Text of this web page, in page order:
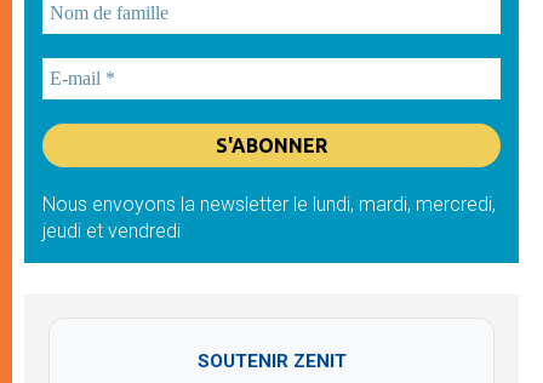
Nous envoyons la newsletter le lundi, mardi, mercredi,
jeudi et vendredi
SOUTENIR ZENIT